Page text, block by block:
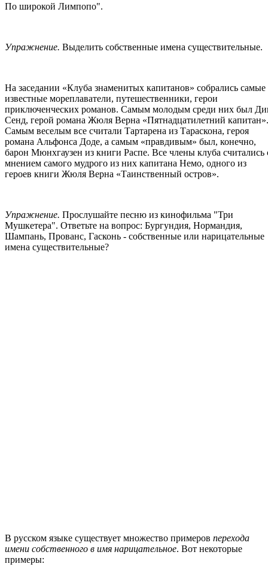
По широкой Лимпопо".
Упражнение. Выделить собственные имена существительные.
На заседании «Клуба знаменитых капитанов» собрались самые
известные мореплаватели, путешественники, герои
приключенческих романов. Самым молодым среди них был
Сенд, герой романа Жюля Верна «Пятнадцатилетний капитан».
Самым веселым все считали Тартарена из Тараскона, героя
романа Альфонса Доде, а самым «правдивым» был, конечно,
барон Мюнхгаузен из книги Распе. Все члены клуба считались
мнением самого мудрого из них капитана Немо, одного из
героев книги Жюля Верна «Таинственный остров».
Упражнение. Прослушайте песню из кинофильма "Три
Мушкетера". Ответьте на вопрос: Бургундия, Нормандия,
Шампань, Прованс, Гасконь - собственные или нарицательные
имена существительные?
В русском языке существует множество примеров перехода
имени собственного в имя нарицательное. Вот некоторые
примеры: